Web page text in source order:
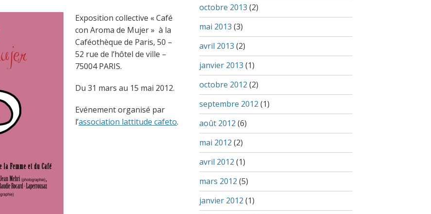
Exposition collective « Café
con Aroma de Mujer » à la
Caféothèque de Paris, 50 –
52 rue de l’hôtel de ville –
75004 PARIS.
Du 31 mars au 15 mai 2012.
Evénement organisé par
l’association lattitude cafeto.
octobre 2013 (2)
mai 2013 (3)
avril 2013 (2)
janvier 2013 (1)
octobre 2012 (2)
septembre 2012 (1)
août 2012 (6)
mai 2012 (2)
avril 2012 (1)
mars 2012 (5)
janvier 2012 (1)